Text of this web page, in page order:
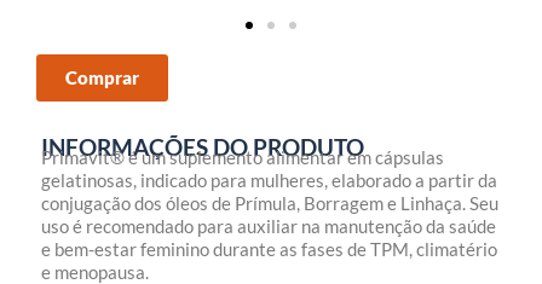
Comprar
INFORMAÇÕES DO PRODUTO
Primavit® é um suplemento alimentar em cápsulas
gelatinosas, indicado para mulheres, elaborado a partir da
conjugação dos óleos de Prímula, Borragem e Linhaça. Seu
uso é recomendado para auxiliar na manutenção da saúde
e bem-estar feminino durante as fases de TPM, climatério
e menopausa.